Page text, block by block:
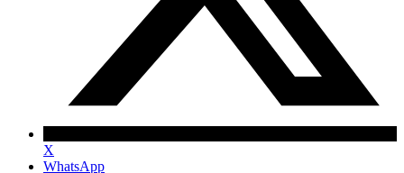
X
WhatsApp